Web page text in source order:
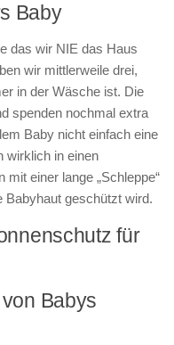
Baby
das wir NIE das Haus
wir mittlerweile drei,
in der Wäsche ist. Die
spenden nochmal extra
Baby nicht einfach eine
wirklich in einen
einer lange „Schleppe“
Babyhaut geschützt wird.
für
Babys